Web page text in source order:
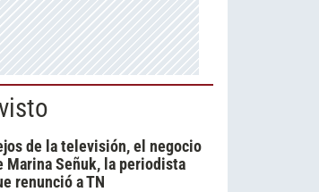
de la televisión, el negocio
Marina Señuk, la periodista
renunció a TN